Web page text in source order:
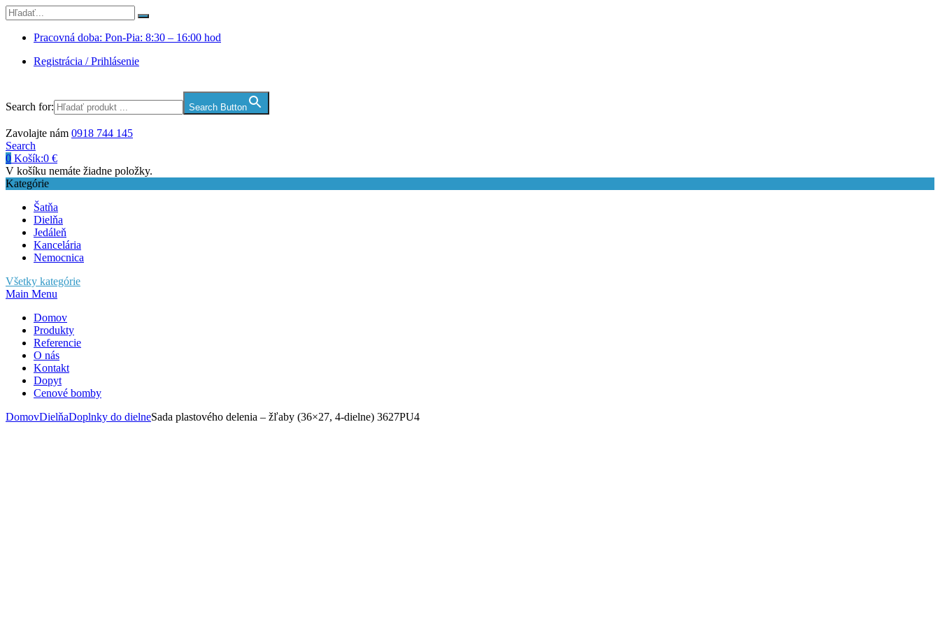
Pracovná doba: Pon-Pia: 8:30 – 16:00 hod
Registrácia / Prihlásenie
Search for: Search Button
Zavolajte nám 0918 744 145
Search
0 Košík:0 €
V košíku nemáte žiadne položky.
Kategórie
Šatňa
Dielňa
Jedáleň
Kancelária
Nemocnica
Všetky kategórie
Main Menu
Domov
Produkty
Referencie
O nás
Kontakt
Dopyt
Cenové bomby
DomovDielňaDoplnky do dielneSada plastového delenia – žľaby (36×27, 4-dielne) 3627PU4